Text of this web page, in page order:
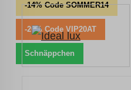
-14% Code SOMMER14
-20% Code VIP20AT
Schnäppchen